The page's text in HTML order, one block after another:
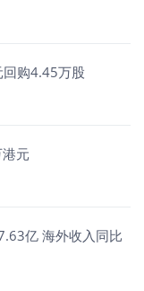
购4.45万股
元
亿 海外收入同比